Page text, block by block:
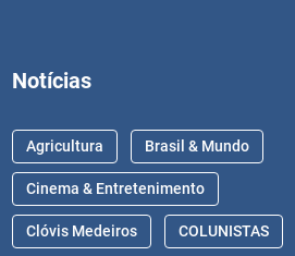
Notícias
Agricultura Brasil & Mundo
Cinema & Entretenimento
Clóvis Medeiros COLUNISTAS